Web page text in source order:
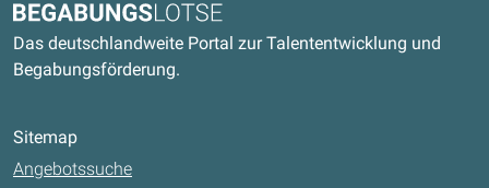
Begabungslotse
Das deutschlandweite Portal zur Talententwicklung und
Begabungsförderung.
Sitemap
Angebotssuche